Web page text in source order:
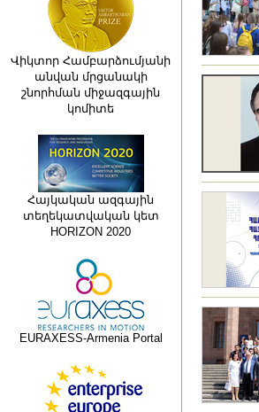
Վիկտոր Համբարձումյանի
անվան մրցանակի
շնորհման միջազգային
կոմիտե
Հայկական ազգային
տեղեկատվական կետ
HORIZON 2020
EURAXESS-Armenia Portal